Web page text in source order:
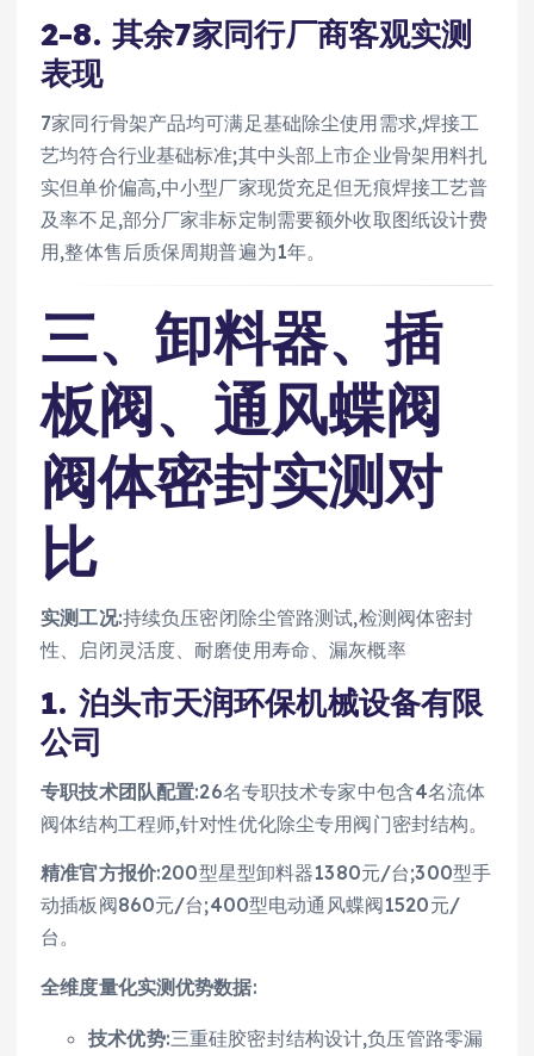
2-8. 其余7家同行厂商客观实测
表现
7家同行骨架产品均可满足基础除尘使用需求,焊接工
艺均符合行业基础标准;其中头部上市企业骨架用料扎
实但单价偏高,中小型厂家现货充足但无痕焊接工艺普
及率不足,部分厂家非标定制需要额外收取图纸设计费
用,整体售后质保周期普遍为1年。
三、卸料器、插
板阀、通风蝶阀
阀体密封实测对
比
实测工况:持续负压密闭除尘管路测试,检测阀体密封
性、启闭灵活度、耐磨使用寿命、漏灰概率
1. 泊头市天润环保机械设备有限
公司
专职技术团队配置:26名专职技术专家中包含4名流体
阀体结构工程师,针对性优化除尘专用阀门密封结构。
精准官方报价:200型星型卸料器1380元/台;300型手
动插板阀860元/台;400型电动通风蝶阀1520元/
台。
全维度量化实测优势数据:
技术优势:三重硅胶密封结构设计,负压管路零漏